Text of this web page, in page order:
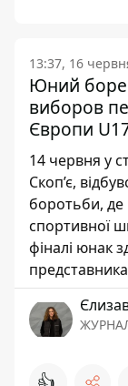
13:37, 16
Юний
виборов
Європи
14 червня у
Скоп’є,
боротьби,
спортивної
фіналі юнак